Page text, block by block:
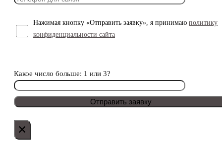
Нажимая кнопку «Отправить заявку», я принимаю политику
конфиденциальности сайта
Какое число больше: 1 или 3?
×